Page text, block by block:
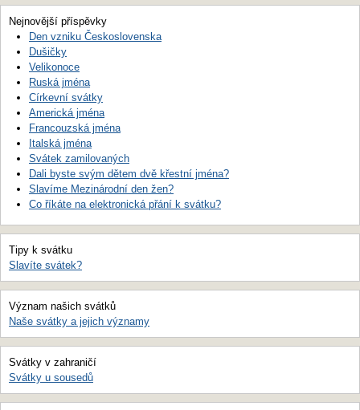
Nejnovější příspěvky
Den vzniku Československa
Dušičky
Velikonoce
Ruská jména
Církevní svátky
Americká jména
Francouzská jména
Italská jména
Svátek zamilovaných
Dali byste svým dětem dvě křestní jména?
Slavíme Mezinárodní den žen?
Co říkáte na elektronická přání k svátku?
Tipy k svátku
Slavíte svátek?
Význam našich svátků
Naše svátky a jejich významy
Svátky v zahraničí
Svátky u sousedů